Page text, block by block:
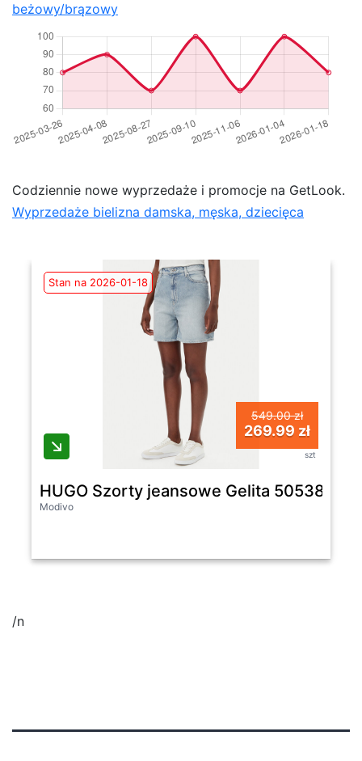
beżowy/brązowy
Codziennie nowe wyprzedaże i promocje na GetLook.
Wyprzedaże bielizna damska, męska, dziecięca
Stan na 2026-01-18
549.00 zł
269.99 zł
szt
HUGO Szorty jeansowe Gelita
Modivo
/n